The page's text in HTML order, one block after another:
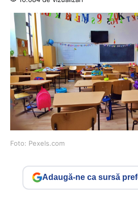
Foto: Pexels.com
Adaugă-ne ca sursă